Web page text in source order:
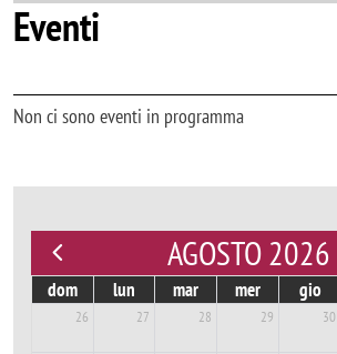
Eventi
Non ci sono eventi in programma
AGOSTO 2026
dom lun mar mer gio
26 27 28 29 30